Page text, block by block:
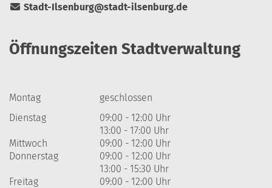
Stadt-Ilsenburg@stadt-ilsenburg.de
Öffnungszeiten Stadtverwaltung
Montag
geschlossen
Dienstag
09:00 - 12:00 Uhr
13:00 - 17:00 Uhr
Mittwoch
09:00 - 12:00 Uhr
Donnerstag
09:00 - 12:00 Uhr
13:00 - 15:30 Uhr
Freitag
09:00 - 12:00 Uhr